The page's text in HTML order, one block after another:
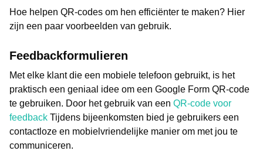
Hoe helpen QR-codes om hen efficiënter te maken? Hier
zijn een paar voorbeelden van gebruik.
Feedbackformulieren
Met elke klant die een mobiele telefoon gebruikt, is het
praktisch een geniaal idee om een Google Form QR-code
te gebruiken. Door het gebruik van een QR-code voor
feedback Tijdens bijeenkomsten bied je gebruikers een
contactloze en mobielvriendelijke manier om met jou te
communiceren.